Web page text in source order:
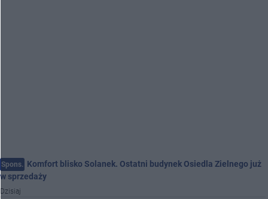
Spons. Komfort blisko Solanek. Ostatni budynek Osiedla Zielnego już
w sprzedaży
Dzisiaj